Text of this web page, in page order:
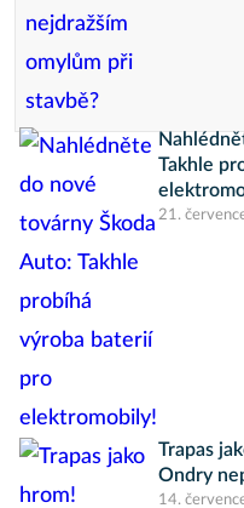
Takhle
21.
Trapas
Ondry
14.